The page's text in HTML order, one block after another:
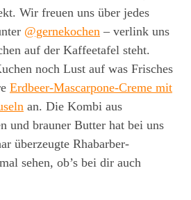
Wir freuen uns über jedes
@gernekochen – verlink uns
auf der Kaffeetafel steht.
noch Lust auf was Frisches
Erdbeer-Mascarpone-Creme mit
an. Die Kombi aus
und brauner Butter hat bei uns
überzeugte Rhabarber-
sehen, ob’s bei dir auch